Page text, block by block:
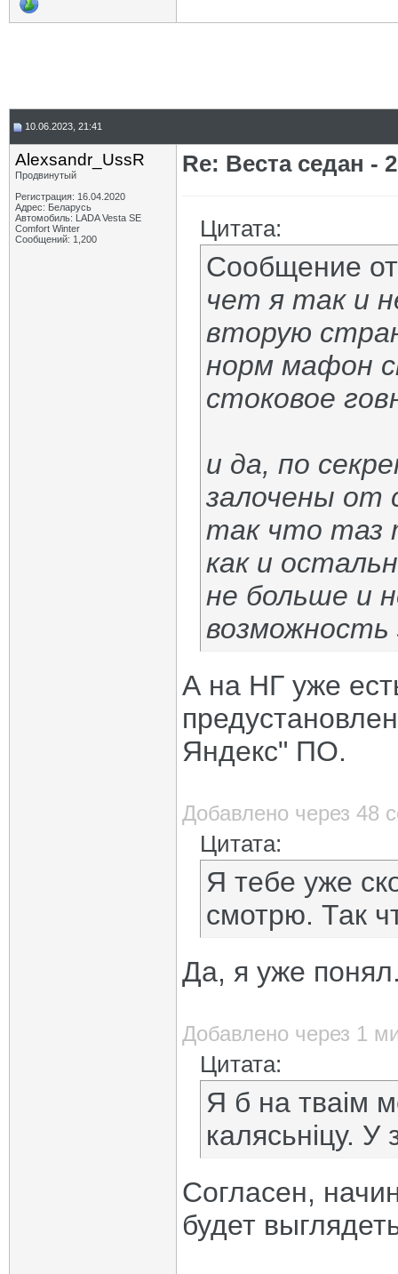
10.06.2023, 21:41
Alexsandr_UssR
Продвинутый
Регистрация: 16.04.2020
Адрес: Беларусь
Автомобиль: LADA Vesta SE
Comfort Winter
Сообщений: 1,200
Re: Веста седан - 2
Цитата:
Сообщение
чет я так и
вторую
норм мафон
стоковое
и да, по
залочены от
так что таз
как и
не больше и
А на НГ уже
Яндекс" ПО.
Добавлено через 48
Цитата:
Я тебе уже
смотрю. Так
Да, я уже
Добавлено через 1
Цитата:
Я б на тваім
калясьніцу. У
Согласен,
будет